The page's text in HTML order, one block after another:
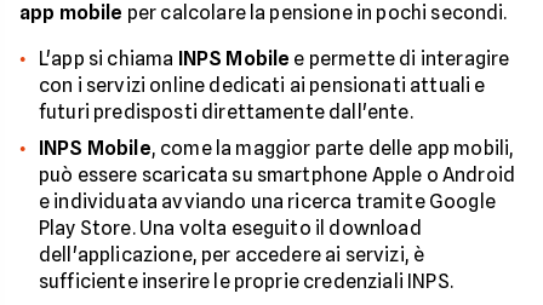
app mobile per calcolare la pensione in pochi secondi.
L'app si chiama
INPS Mobile e permette di interagire
con i servizi online dedicati ai pensionati attuali e
futuri predisposti direttamente dall'ente.
INPS Mobile, come la maggior parte delle app mobili,
può essere scaricata su smartphone Apple o Android
e individuata avviando una ricerca tramite Google
Play Store. Una volta eseguito il download
dell'applicazione, per accedere ai servizi, è
sufficiente inserire le proprie credenziali INPS.